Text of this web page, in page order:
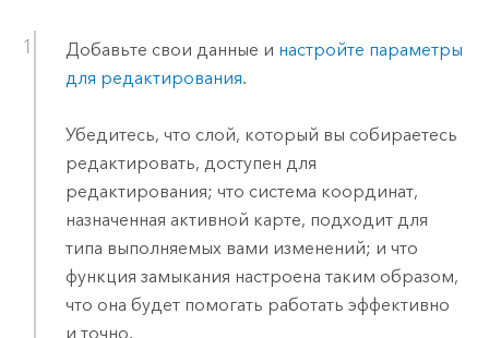
Добавьте свои данные и настройте параметры
для редактирования.
Убедитесь, что слой, который вы собираетесь
редактировать, доступен для
редактирования; что система координат,
назначенная активной карте, подходит для
типа выполняемых вами изменений; и что
функция замыкания настроена таким образом,
что она будет помогать работать эффективно
и точно.